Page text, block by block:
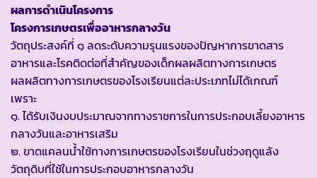
ผลการดำเนินโครงการ
โครงการเกษตรเพื่ออาหารกลางวัน
วัตถุประสงค์ที่ ๑ ลดระดับความรุนแรงของปัญหาการขาดสาร
อาหารและโรคติดต่อที่สำคัญของเด็กผลผลิตทางการเกษตร
ผลผลิตทางการเกษตรของโรงเรียนแต่ละประเภทไม่ได้เกณฑ์
เพราะ
๑. ได้รับเงินงบประมาณจากทางราชการในการประกอบเลี้ยงอาหาร
กลางวันและอาหารเสริม
๒. ขาดแคลนน้ำใช้ทางการเกษตรของโรงเรียนในช่วงฤดูแล้ง
วัตถุดิบที่ใช้ในการประกอบอาหารกลางวัน